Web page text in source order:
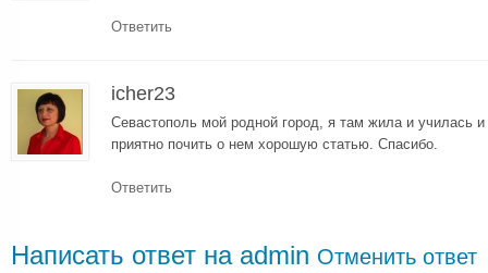
Ответить
icher23
Севастополь мой родной город, я там жила и училась
приятно почить о нем хорошую статью. Спасибо.
Ответить
Написать ответ на admin Отменить ответ